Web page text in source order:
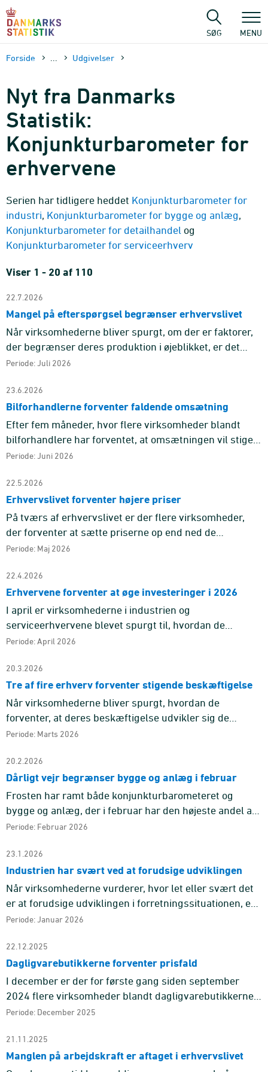
sidens
SØG MENU
Forside Udgivelser
Nyt fra Danmarks
Statistik:
Konjunkturbarometer for
erhvervene
Serien har tidligere heddet Konjunkturbarometer for
industri, Konjunkturbarometer for bygge og anlæg,
Konjunkturbarometer for detailhandel og
Konjunkturbarometer for serviceerhverv
Viser 1 - 20 af 110
22.7.2026
Mangel på efterspørgsel begrænser erhvervslivet
Når virksomhederne bliver spurgt, om der er faktorer,
der begrænser deres produktion i øjeblikket, er det
mangel på efterspørgsel, der er den mest udbredte
Periode: Juli 2026
23.6.2026
Bilforhandlerne forventer faldende omsætning
Efter fem måneder, hvor flere virksomheder blandt
bilforhandlere har forventet, at omsætningen vil stige
frem for at falde, er billedet i juni vendt.
Periode: Juni 2026
22.5.2026
Erhvervslivet forventer højere priser
På tværs af erhvervslivet er der flere virksomheder,
der forventer at sætte priserne op end ned de
kommende tre måneder. Især i industrien forventes
Periode: Maj 2026
22.4.2026
Erhvervene forventer at øge investeringer i 2026
I april er virksomhederne i industrien og
serviceerhvervene blevet spurgt til, hvordan de
forventer, at niveauet for deres investeringer vil udvikle
Periode: April 2026
20.3.2026
Tre af fire erhverv forventer stigende beskæftigelse
Når virksomhederne bliver spurgt, hvordan de
forventer, at deres beskæftigelse udvikler sig de
kommende tre måneder, er der inden for bygge og
Periode: Marts 2026
20.2.2026
Dårligt vejr begrænser bygge og anlæg i februar
Frosten har ramt både konjunkturbarometeret og
bygge og anlæg, der i februar har den højeste andel af
virksomheder siden marts 2011, der melder, at dårligt
Periode: Februar 2026
23.1.2026
Industrien har svært ved at forudsige udviklingen
Når virksomhederne vurderer, hvor let eller svært det
er at forudsige udviklingen i forretningssituationen, er
der stor forskel mellem de fire erhverv. Særligt for
Periode: Januar 2026
22.12.2025
Dagligvarebutikkerne forventer prisfald
I december er der for første gang siden september
2024 flere virksomheder blandt dagligvarebutikkerne,
der forventer at sætte priserne ned de kommende tre
Periode: December 2025
21.11.2025
Manglen på arbejdskraft er aftaget i erhvervslivet